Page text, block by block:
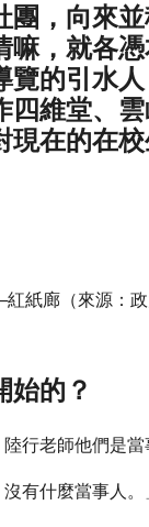
團，向來
嘛，就各
覽的引水
四維堂、
在的在
紙廊（來源：政
始的？
陸行老師他們是
沒有什麼當事人